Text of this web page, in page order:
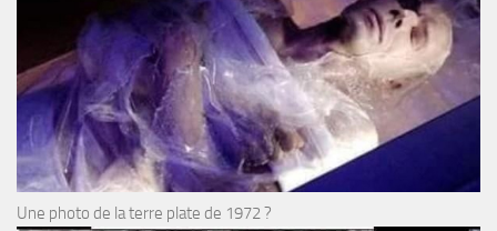
Une photo de la terre plate de 1972 ?